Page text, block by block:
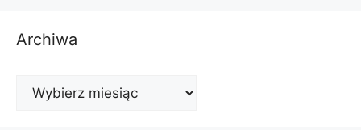
Archiwa
Archiwa